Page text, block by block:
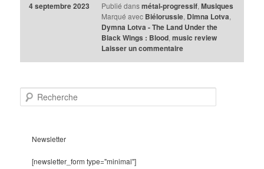
4 septembre 2023 Publié dans métal-progressif, Musiques
Marqué avec Biélorussie, Dimna Lotva,
Dymna Lotva - The Land Under the
Black Wings : Blood, music review
Laisser un commentaire
e
Newsletter
[newsletter_form type="minimal"]